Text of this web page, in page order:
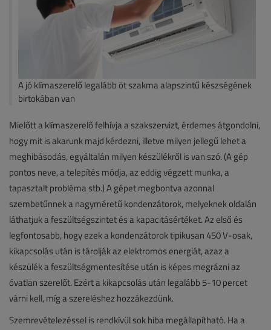
A jó klímaszerelő legalább öt szakma alapszintű készségének
birtokában van
Mielőtt a klímaszerelő felhívja a szakszervizt, érdemes átgondolni,
hogy mit is akarunk majd kérdezni, illetve milyen jellegű lehet a
meghibásodás, egyáltalán milyen készülékről is van szó. (A gép
pontos neve, a telepítés módja, az eddig végzett munka, a
tapasztalt probléma stb.) A gépet megbontva azonnal
szembetűnnek a nagyméretű kondenzátorok, melyeknek oldalán
láthatjuk a feszültségszintet és a kapacitásértéket. Az első és
legfontosabb, hogy ezek a kondenzátorok tipikusan 450 V-osak,
kikapcsolás után is tárolják az elektromos energiát, azaz a
készülék a feszültségmentesítése után is képes megrázni az
óvatlan szerelőt. Ezért a kikapcsolás után legalább 5-10 percet
várni kell, míg a szereléshez hozzákezdünk.
Szemrevételezéssel is rendkívül sok hiba megállapítható. Ha a